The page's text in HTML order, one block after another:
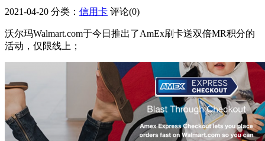
2021-04-20 分类： 信用卡 评论(0)
沃尔玛Walmart.com于今日推出了AmEx刷卡送双倍MR积分的
活动，仅限线上；